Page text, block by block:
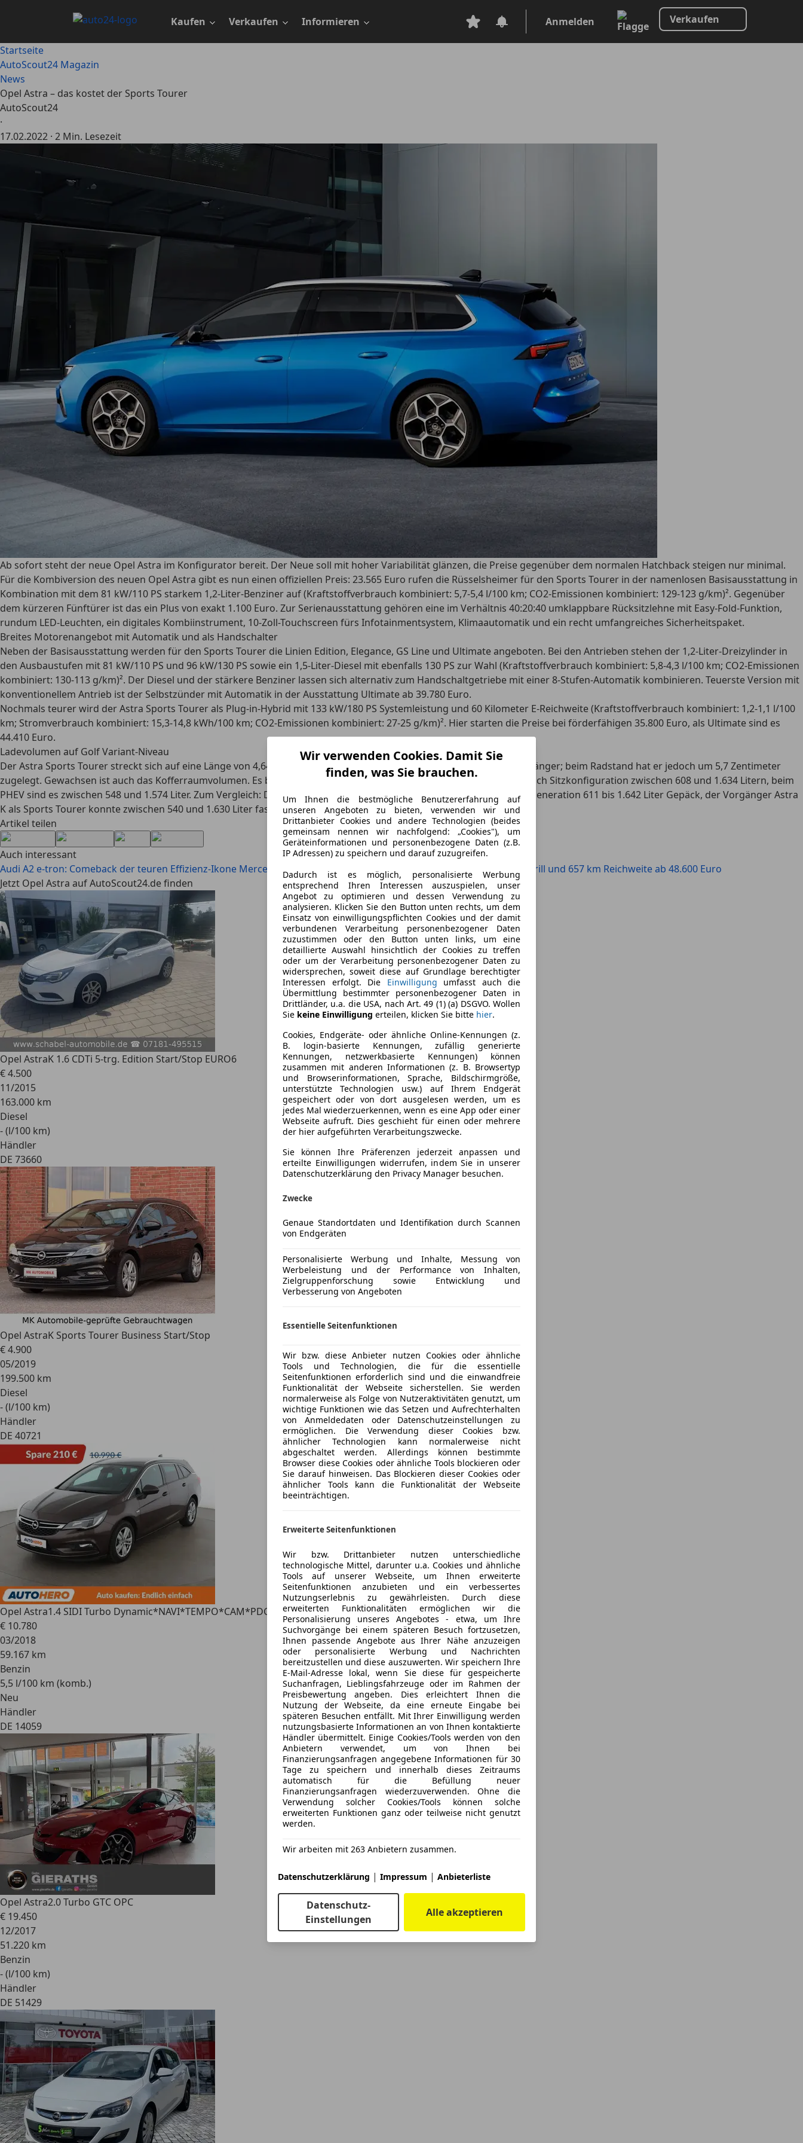
Kaufen Verkaufen Informieren Anmelden Verkaufen
Wir verwenden Cookies. Damit Sie
finden, was Sie brauchen.
Um Ihnen die bestmögliche Benutzererfahrung auf
unseren Angeboten zu bieten, verwenden wir und
Drittanbieter Cookies und andere Technologien (beides
gemeinsam nennen wir nachfolgend: „Cookies"), um
Geräteinformationen und personenbezogene Daten (z.B.
IP Adressen) zu speichern und darauf zuzugreifen.
Dadurch ist es möglich, personalisierte Werbung
entsprechend Ihren Interessen auszuspielen, unser
Angebot zu optimieren und dessen Verwendung zu
analysieren. Klicken Sie den Button unten rechts, um dem
Einsatz von einwilligungspflichten Cookies und der damit
verbundenen Verarbeitung personenbezogener Daten
zuzustimmen oder den Button unten links, um eine
detaillierte Auswahl hinsichtlich der Cookies zu treffen
oder um der Verarbeitung personenbezogener Daten zu
widersprechen, soweit diese auf Grundlage berechtigter
Interessen erfolgt. Die Einwilligung umfasst auch die
Übermittlung bestimmter personenbezogener Daten in
Drittländer, u.a. die USA, nach Art. 49 (1) (a) DSGVO. Wollen
Sie keine Einwilligung erteilen, klicken Sie bitte hier.
Cookies, Endgeräte- oder ähnliche Online-Kennungen (z.
B. login-basierte Kennungen, zufällig generierte
Kennungen, netzwerkbasierte Kennungen) können
zusammen mit anderen Informationen (z. B. Browsertyp
und Browserinformationen, Sprache, Bildschirmgröße,
unterstützte Technologien usw.) auf Ihrem Endgerät
gespeichert oder von dort ausgelesen werden, um es
jedes Mal wiederzuerkennen, wenn es eine App oder einer
Webseite aufruft. Dies geschieht für einen oder mehrere
der hier aufgeführten Verarbeitungszwecke.
Sie können Ihre Präferenzen jederzeit anpassen und
erteilte Einwilligungen widerrufen, indem Sie in unserer
Datenschutzerklärung den Privacy Manager besuchen.
Zwecke
Genaue Standortdaten und Identifikation durch Scannen
von Endgeräten
Personalisierte Werbung und Inhalte, Messung von
Werbeleistung und der Performance von Inhalten,
Zielgruppenforschung sowie Entwicklung und
Verbesserung von Angeboten
Essentielle Seitenfunktionen
Wir bzw. diese Anbieter nutzen Cookies oder ähnliche
Tools und Technologien, die für die essentielle
Seitenfunktionen erforderlich sind und die einwandfreie
Funktionalität der Webseite sicherstellen. Sie werden
normalerweise als Folge von Nutzeraktivitäten genutzt, um
wichtige Funktionen wie das Setzen und Aufrechterhalten
von Anmeldedaten oder Datenschutzeinstellungen zu
ermöglichen. Die Verwendung dieser Cookies bzw.
ähnlicher Technologien kann normalerweise nicht
abgeschaltet werden. Allerdings können bestimmte
Browser diese Cookies oder ähnliche Tools blockieren oder
Sie darauf hinweisen. Das Blockieren dieser Cookies oder
ähnlicher Tools kann die Funktionalität der Webseite
beeinträchtigen.
Erweiterte Seitenfunktionen
Wir bzw. Drittanbieter nutzen unterschiedliche
technologische Mittel, darunter u.a. Cookies und ähnliche
Tools auf unserer Webseite, um Ihnen erweiterte
Seitenfunktionen anzubieten und ein verbessertes
Nutzungserlebnis zu gewährleisten. Durch diese
erweiterten Funktionalitäten ermöglichen wir die
Personalisierung unseres Angebotes - etwa, um Ihre
Suchvorgänge bei einem späteren Besuch fortzusetzen,
Ihnen passende Angebote aus Ihrer Nähe anzuzeigen
oder personalisierte Werbung und Nachrichten
bereitzustellen und diese auszuwerten. Wir speichern Ihre
E-Mail-Adresse lokal, wenn Sie diese für gespeicherte
Suchanfragen, Lieblingsfahrzeuge oder im Rahmen der
Preisbewertung angeben. Dies erleichtert Ihnen die
Nutzung der Webseite, da eine erneute Eingabe bei
späteren Besuchen entfällt. Mit Ihrer Einwilligung werden
nutzungsbasierte Informationen an von Ihnen kontaktierte
Händler übermittelt. Einige Cookies/Tools werden von den
Anbietern verwendet, um von Ihnen bei
Finanzierungsanfragen angegebene Informationen für 30
Tage zu speichern und innerhalb dieses Zeitraums
automatisch für die Befüllung neuer
Finanzierungsanfragen wiederzuverwenden. Ohne die
Verwendung solcher Cookies/Tools können solche
erweiterten Funktionen ganz oder teilweise nicht genutzt
werden.
Wir arbeiten mit 263 Anbietern zusammen.
Datenschutzerklärung | Impressum | Anbieterliste
Datenschutz-
Einstellungen
Alle akzeptieren
Startseite
AutoScout24 Magazin
News
Opel Astra – das kostet der Sports Tourer
AutoScout24
·
17.02.2022 · 2 Min. Lesezeit
Ab sofort steht der neue Opel Astra im Konfigurator bereit. Der Neue soll mit hoher Variabilität glänzen, die Preise gegenüber dem normalen Hatchback steigen nur minimal.
Für die Kombiversion des neuen Opel Astra gibt es nun einen offiziellen Preis: 23.565 Euro rufen die Rüsselsheimer für den Sports Tourer in der namenlosen Basisausstattung in
Kombination mit dem 81 kW/110 PS starkem 1,2-Liter-Benziner auf (Kraftstoffverbrauch kombiniert: 5,7-5,4 l/100 km; CO2-Emissionen kombiniert: 129-123 g/km)². Gegenüber
dem kürzeren Fünftürer ist das ein Plus von exakt 1.100 Euro. Zur Serienausstattung gehören eine im Verhältnis 40:20:40 umklappbare Rücksitzlehne mit Easy-Fold-Funktion,
rundum LED-Leuchten, ein digitales Kombiinstrument, 10-Zoll-Touchscreen fürs Infotainmentsystem, Klimaautomatik und ein recht umfangreiches Sicherheitspaket.
Breites Motorenangebot mit Automatik und als Handschalter
Neben der Basisausstattung werden für den Sports Tourer die Linien Edition, Elegance, GS Line und Ultimate angeboten. Bei den Antrieben stehen der 1,2-Liter-Dreizylinder in
den Ausbaustufen mit 81 kW/110 PS und 96 kW/130 PS sowie ein 1,5-Liter-Diesel mit ebenfalls 130 PS zur Wahl (Kraftstoffverbrauch kombiniert: 5,8-4,3 l/100 km; CO2-Emissionen
kombiniert: 130-113 g/km)². Der Diesel und der stärkere Benziner lassen sich alternativ zum Handschaltgetriebe mit einer 8-Stufen-Automatik kombinieren. Teuerste Version mit
konventionellem Antrieb ist der Selbstzünder mit Automatik in der Ausstattung Ultimate ab 39.780 Euro.
Nochmals teurer wird der Astra Sports Tourer als Plug-in-Hybrid mit 133 kW/180 PS Systemleistung und 60 Kilometer E-Reichweite (Kraftstoffverbrauch kombiniert: 1,2-1,1 l/100
km; Stromverbrauch kombiniert: 15,3-14,8 kWh/100 km; CO2-Emissionen kombiniert: 27-25 g/km)². Hier starten die Preise bei förderfähigen 35.800 Euro, als Ultimate sind es
44.410 Euro.
Ladevolumen auf Golf Variant-Niveau
Der Astra Sports Tourer streckt sich auf eine Länge von 4,64 Meter und ist damit sechs Zentimeter kürzer als der Vorgänger; beim Radstand hat er jedoch um 5,7 Zentimeter
zugelegt. Gewachsen ist auch das Kofferraumvolumen. Es beträgt bei den konventionell angetriebenen Modellen je nach Sitzkonfiguration zwischen 608 und 1.634 Litern, beim
PHEV sind es zwischen 548 und 1.574 Liter. Zum Vergleich: Der Lieblingsgegner Golf Variant schluckt in seiner achten Generation 611 bis 1.642 Liter Gepäck, der Vorgänger Astra
K als Sports Tourer konnte zwischen 540 und 1.630 Liter fassen. (Text: tv, mh/sp-x | Bilder: Hersteller)
Artikel teilen
Auch interessant
Audi A2 e-tron: Comeback der teuren Effizienz-Ikone Mercedes-Benz GLA (2026): Elektrische 800-Volt-Power, Sternen-Grill und 657 km Reichweite ab 48.600 Euro
Jetzt Opel Astra auf AutoScout24.de finden
Opel AstraK 1.6 CDTi 5-trg. Edition Start/Stop EURO6
€ 4.500
11/2015
163.000 km
Diesel
- (l/100 km)
Händler
DE 73660
Opel AstraK Sports Tourer Business Start/Stop
€ 4.900
05/2019
199.500 km
Diesel
- (l/100 km)
Händler
DE 40721
Opel Astra1.4 SIDI Turbo Dynamic*NAVI*TEMPO*CAM*PDC*
€ 10.780
03/2018
59.167 km
Benzin
5,5 l/100 km (komb.)
Neu
Händler
DE 14059
Opel Astra2.0 Turbo GTC OPC
€ 19.450
12/2017
51.220 km
Benzin
- (l/100 km)
Händler
DE 51429